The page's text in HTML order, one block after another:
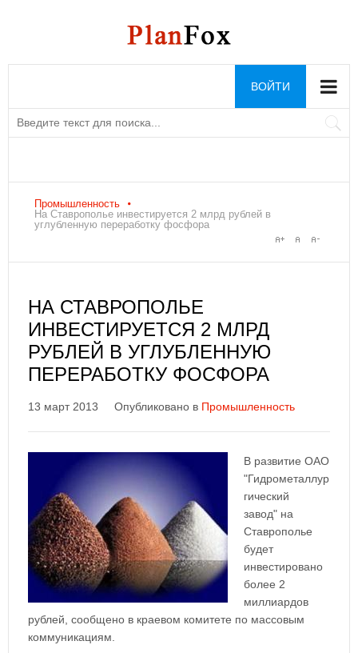
ВОЙТИ
Промышленность
На Ставрополье инвестируется 2 млрд рублей в
углубленную переработку фосфора
НА СТАВРОПОЛЬЕ
ИНВЕСТИРУЕТСЯ 2 МЛРД
РУБЛЕЙ В УГЛУБЛЕННУЮ
ПЕРЕРАБОТКУ ФОСФОРА
13 март 2013 Опубликовано в Промышленность
В развитие ОАО
"Гидрометаллур
гический
завод" на
Ставрополье
будет
инвестировано
более 2
миллиардов
рублей, сообщено в краевом комитете по массовым
коммуникациям.